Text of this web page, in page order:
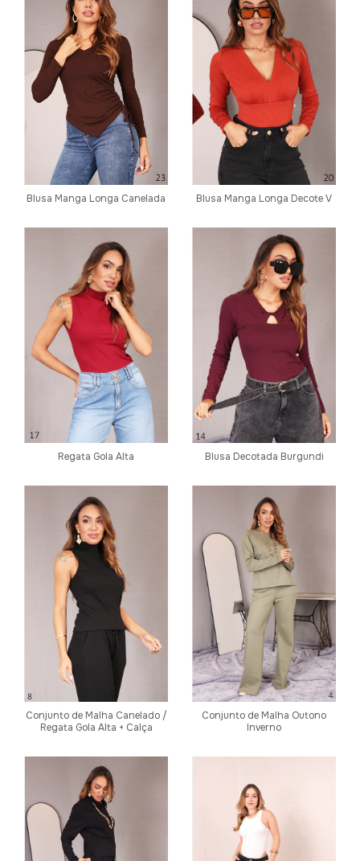
Blusa Manga Longa Canelada Blusa Manga Longa Decote V
Regata Gola Alta Blusa Decotada Burgundi
Conjunto de Malha Canelado /
Regata Gola Alta + Calça
Conjunto de Malha Outono
Inverno